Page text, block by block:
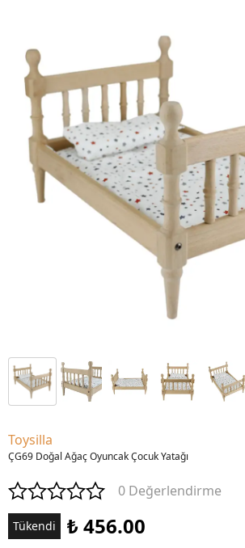
Toysilla
ÇG69 Doğal Ağaç Oyuncak Çocuk Yatağı
0 Değerlendirme
Tükendi ₺ 456.00